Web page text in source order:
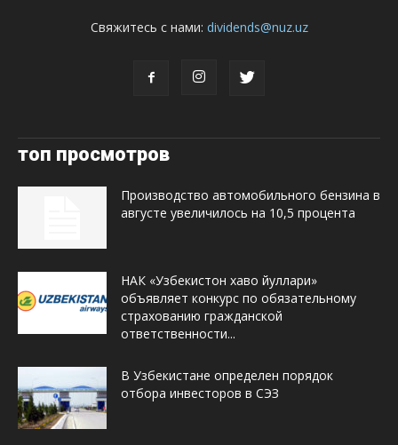
Свяжитесь с нами: dividends@nuz.uz
топ просмотров
Производство автомобильного бензина в
августе увеличилось на 10,5 процента
НАК «Узбекистон хаво йуллари»
объявляет конкурс по обязательному
страхованию гражданской
ответственности...
В Узбекистане определен порядок
отбора инвесторов в СЭЗ